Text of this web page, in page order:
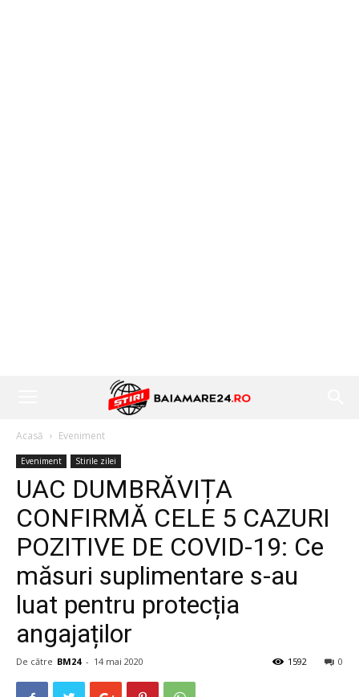
Acasă Eveniment
Eveniment Stirile zilei
UAC DUMBRĂVIȚA
CONFIRMĂ CELE 5 CAZURI
POZITIVE DE COVID-19: Ce
măsuri suplimentare s-au
luat pentru protecția
angajaților
De către BM24 - 14 mai 2020 0
1592